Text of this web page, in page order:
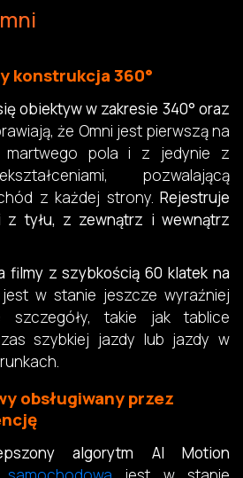
konstrukcja 360°
obiektyw w zakresie 340° oraz
że Omni jest pierwszą na
martwego pola i z jedynie z
pozwalającą
z każdej strony. Rejestruje
z tyłu, z zewnątrz i wewnątrz
filmy z szybkością 60 klatek na
w stanie jeszcze wyraźniej
szczegóły, takie jak tablice
szybkiej jazdy lub jazdy w
obsługiwany przez
algorytm AI Motion